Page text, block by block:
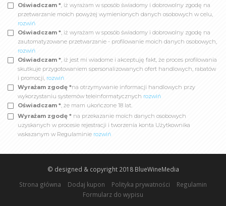
Oświadczam *, iż wyrażam w sposób świadomy i dobrowolny zgodę na
przetwarzanie moich powyżej wymienionych danych osobowych w celu,
rozwiń
Oświadczam *, iż wyrażam w sposób świadomy i dobrowolny zgodę na
zautomatyzowane przetwarzanie - profilowanie moich danych osobowych,
rozwiń
Oświadczam *, iż jest mi wiadome i akceptuję fakt, że proces profilowania
skutkuje przygotowaniem spersonalizowanych ofert handlowych, rabatów
i promocji, rozwiń
Wyrażam zgodę *na otrzymywanie informacji handlowych przy
wykorzystaniu systemów teleinformatycznych rozwiń
Oświadczam *, że mam ukończone 18 lat.
Wyrażam zgodę * na przekazanie moich danych osobowych
uzyskanych w procesie rejestracji i tworzenia konta Użytkownika
wskazanym w Regulaminie rozwiń
© designed & copyright 2018 BlueWineMedia
Strona główna
Dodaj kupon Polityka prywatności
Regulamin
Formularz do wypisu